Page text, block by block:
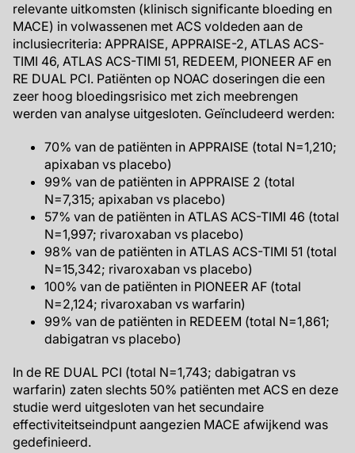
relevante uitkomsten (klinisch significante bloeding en
MACE) in volwassenen met ACS voldeden aan de
inclusiecriteria: APPRAISE, APPRAISE-2, ATLAS ACS-
TIMI 46, ATLAS ACS-TIMI 51, REDEEM, PIONEER AF en
RE DUAL PCI. Patiënten op NOAC doseringen die een
zeer hoog bloedingsrisico met zich meebrengen
werden van analyse uitgesloten. Geïncludeerd werden:
70% van de patiënten in APPRAISE (total N=1,210;
apixaban vs placebo)
99% van de patiënten in APPRAISE 2 (total
N=7,315; apixaban vs placebo)
57% van de patiënten in ATLAS ACS-TIMI 46 (total
N=1,997; rivaroxaban vs placebo)
98% van de patiënten in ATLAS ACS-TIMI 51 (total
N=15,342; rivaroxaban vs placebo)
100% van de patiënten in PIONEER AF (total
N=2,124; rivaroxaban vs warfarin)
99% van de patiënten in REDEEM (total N=1,861;
dabigatran vs placebo)
In de RE DUAL PCI (total N=1,743; dabigatran vs
warfarin) zaten slechts 50% patiënten met ACS en deze
studie werd uitgesloten van het secundaire
effectiviteitseindpunt aangezien MACE afwijkend was
gedefinieerd.